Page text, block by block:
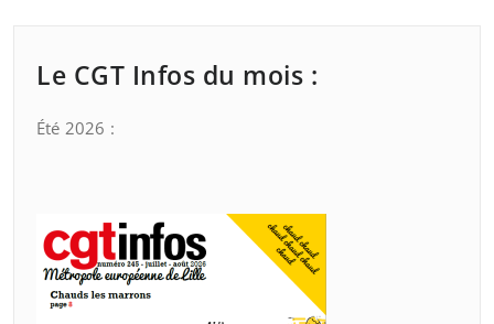
Le CGT Infos du mois :
Été 2026 :